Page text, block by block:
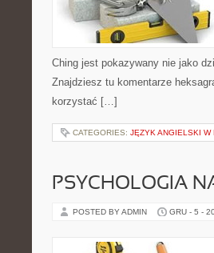
Ching jest pokazywany nie jako
Znajdziesz tu komentarze
korzystać […]
CATEGORIES: JĘZYK ANGIELSKI W
PSYCHOLOGIA
POSTED BY ADMIN GRU - 5 -